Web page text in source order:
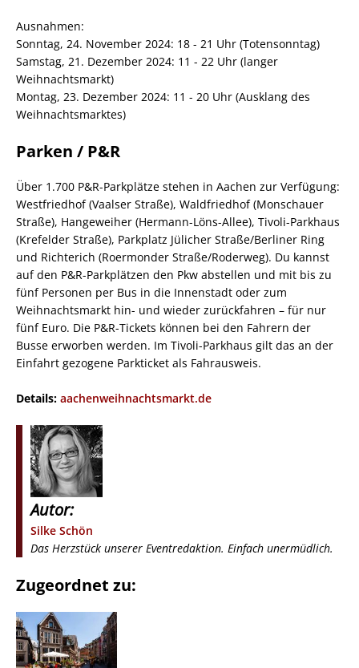
Ausnahmen:
Sonntag, 24. November 2024: 18 - 21 Uhr (Totensonntag)
Samstag, 21. Dezember 2024: 11 - 22 Uhr (langer
Weihnachtsmarkt)
Montag, 23. Dezember 2024: 11 - 20 Uhr (Ausklang des
Weihnachtsmarktes)
Parken / P&R
Über 1.700 P&R-Parkplätze stehen in Aachen zur Verfügung:
Westfriedhof (Vaalser Straße), Waldfriedhof (Monschauer
Straße), Hangeweiher (Hermann-Löns-Allee), Tivoli-Parkhaus
(Krefelder Straße), Parkplatz Jülicher Straße/Berliner Ring
und Richterich (Roermonder Straße/Roderweg). Du kannst
auf den P&R-Parkplätzen den Pkw abstellen und mit bis zu
fünf Personen per Bus in die Innenstadt oder zum
Weihnachtsmarkt hin- und wieder zurückfahren – für nur
fünf Euro. Die P&R-Tickets können bei den Fahrern der
Busse erworben werden. Im Tivoli-Parkhaus gilt das an der
Einfahrt gezogene Parkticket als Fahrausweis.
Details: aachenweihnachtsmarkt.de
Autor:
Silke Schön
Das Herzstück unserer Eventredaktion. Einfach unermüdlich.
Zugeordnet zu: